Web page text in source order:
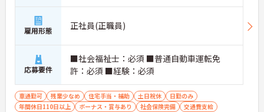
雇用形態 正社員(正職員)
応募要件
■社会福祉士：必須 ■普通自動車運転免
許：必須 ■経験：必須
車通勤可 残業少なめ 住宅手当・補助 土日祝休
日勤のみ
年間休日110日以上
ボーナス・賞与あり 社会保険完備
交通費支給